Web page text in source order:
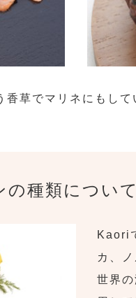
草でマリネにもして
種類について
Kaori
カ、
世界